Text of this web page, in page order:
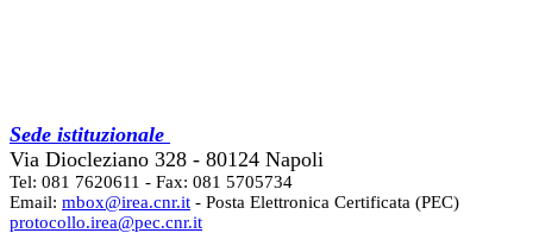
Sede istituzionale
Via Diocleziano 328 - 80124 Napoli
Tel: 081 7620611 - Fax: 081 5705734
Email: mbox@irea.cnr.it - Posta Elettronica Certificata (PEC)
protocollo.irea@pec.cnr.it